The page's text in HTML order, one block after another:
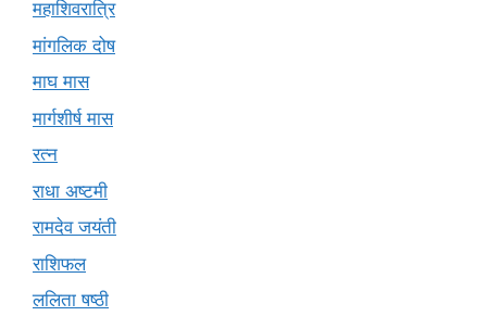
महाशिवरात्रि
मांगलिक दोष
माघ मास
मार्गशीर्ष मास
रत्न
राधा अष्टमी
रामदेव जयंती
राशिफल
ललिता षष्ठी